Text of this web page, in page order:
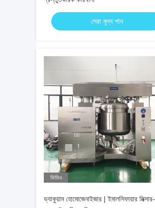
সেরা মূল্য পান
ভিডিও
ভ্যাকুয়াম হোমোজেনাইজার | ইমালসিফায়ার মিক্সার-